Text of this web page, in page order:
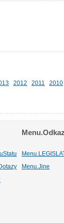
2012 2011 2010
Menu.Jine